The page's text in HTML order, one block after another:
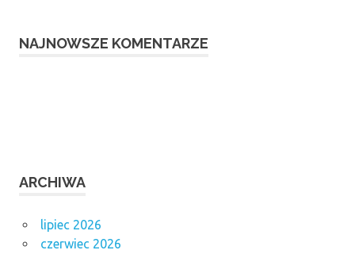
NAJNOWSZE KOMENTARZE
ARCHIWA
lipiec 2026
czerwiec 2026